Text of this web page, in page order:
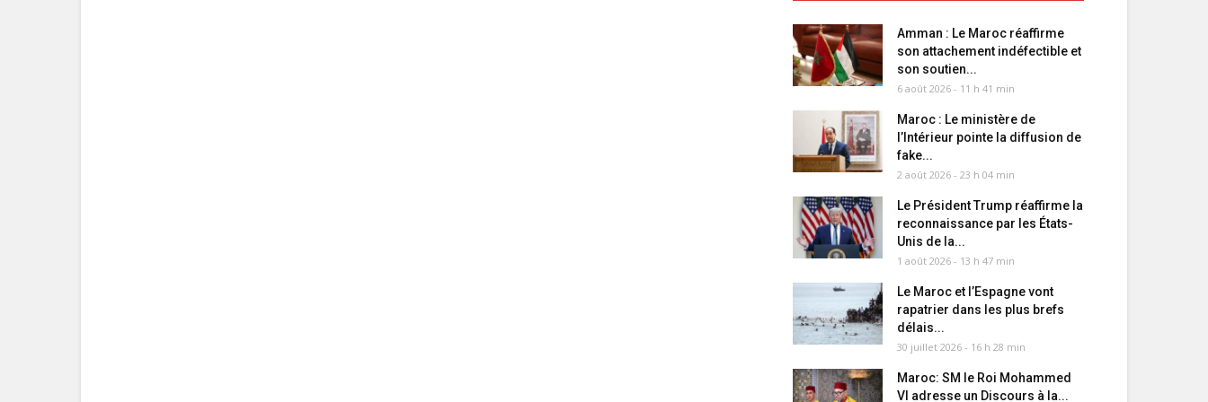
Amman : Le Maroc réaffirme
son attachement indéfectible et
son soutien...
6 août 2026 - 11 h 41 min
Maroc : Le ministère de
l’Intérieur pointe la diffusion de
fake...
2 août 2026 - 23 h 04 min
Le Président Trump réaffirme la
reconnaissance par les États-
Unis de la...
1 août 2026 - 13 h 47 min
Le Maroc et l’Espagne vont
rapatrier dans les plus brefs
délais...
30 juillet 2026 - 16 h 28 min
Maroc: SM le Roi Mohammed
VI adresse un Discours à la...